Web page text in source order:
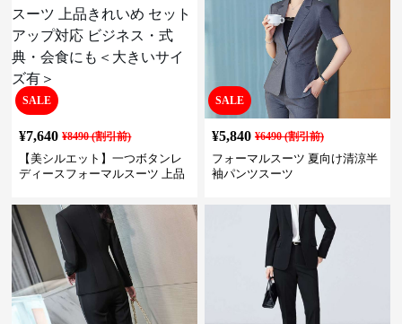
SALE
¥7,640 ¥8490(割引前)
【美シルエット】一つボタンレ
ディースフォーマルスーツ 上品
ネス・式典・会食にも＜大きい
サイズ有＞
SALE
¥5,840 ¥6490(割引前)
フォーマルスーツ 夏向け清涼半
袖パンツスーツ